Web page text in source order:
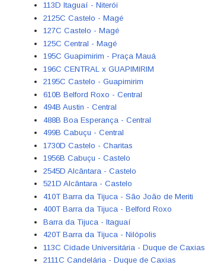
113D Itaguaí - Niterói
2125C Castelo - Magé
127C Castelo - Magé
125C Central - Magé
195C Guapimirim - Praça Mauá
196C CENTRAL x GUAPIMIRIM
2195C Castelo - Guapimirim
610B Belford Roxo - Central
494B Austin - Central
488B Boa Esperança - Central
499B Cabuçu - Central
1730D Castelo - Charitas
1956B Cabuçu - Castelo
2545D Alcântara - Castelo
521D Alcântara - Castelo
410T Barra da Tijuca - São João de Meriti
400T Barra da Tijuca - Belford Roxo
Barra da Tijuca - Itaguaí
420T Barra da Tijuca - Nilópolis
113C Cidade Universitária - Duque de Caxias
2111C Candelária - Duque de Caxias